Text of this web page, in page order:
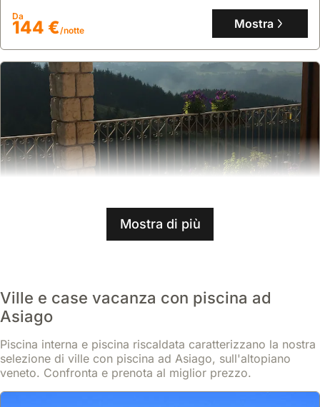
Da
144 €/notte Mostra
Casa Accogliente E Panoramica
casa Roana
Immersa nel verde vicino a Roana, questa accogliente casa
con facile accesso a sentieri per passeggiate, ciaspolate e
mountain bike tutto l'anno.
Questa villa, perfetta per ospitare fino a 5 persone, dispone di 2
camere da letto e 1 bagno distribuiti su due livelli, e si trova a
pochi chilometri da piste da sci, piscina e campi da tennis,
Scopri di più
154 € Mostra
Mostra di più
Ville e case vacanza con piscina ad
Asiago
Piscina interna e piscina riscaldata caratterizzano la nostra
selezione di ville con piscina ad Asiago, sull'altopiano
veneto. Confronta e prenota al miglior prezzo.